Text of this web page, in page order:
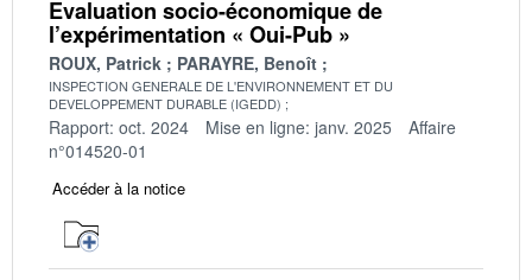
Evaluation socio-économique de
l’expérimentation « Oui-Pub »
ROUX, Patrick PARAYRE, Benoît
INSPECTION GENERALE DE L'ENVIRONNEMENT ET DU
DEVELOPPEMENT DURABLE (IGEDD)
Rapport: oct. 2024 Mise en ligne: janv. 2025
Affaire
n°014520-01
Accéder à la notice